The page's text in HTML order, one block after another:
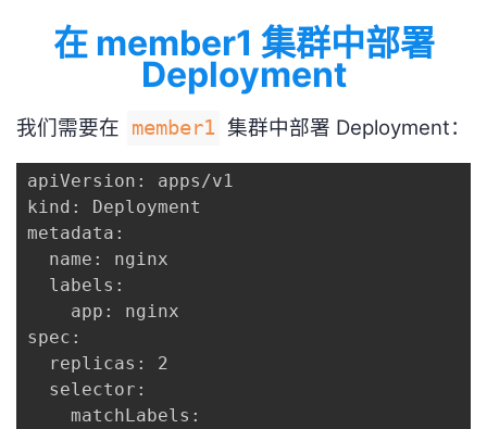
在 member1 集群中部署
Deployment
我们需要在 member1 集群中部署 Deployment：
apiVersion: apps/v1
kind: Deployment
metadata:
  name: nginx
  labels:
    app: nginx
spec:
  replicas: 2
  selector:
    matchLabels: